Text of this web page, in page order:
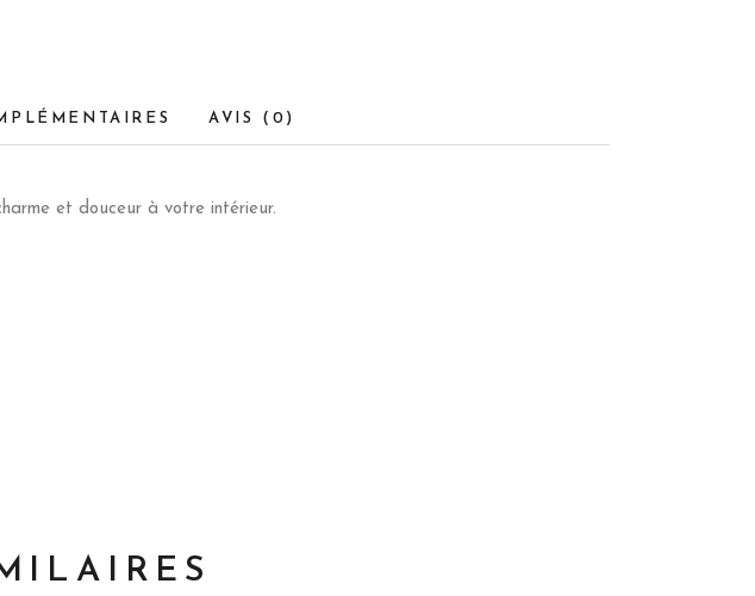
AVIS (0)
et douceur à votre intérieur.